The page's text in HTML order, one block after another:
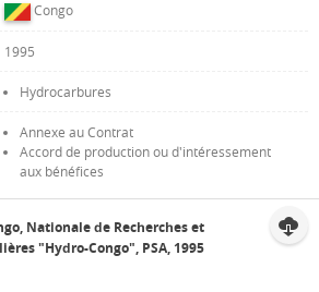
Congo
1995
Hydrocarbures
Annexe au Contrat
Accord de production ou d'intéressement
aux bénéfices
Nationale de Recherches et
"Hydro-Congo", PSA, 1995